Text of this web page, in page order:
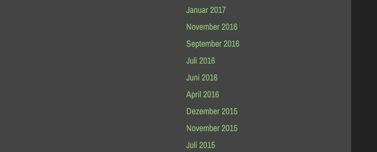
Januar 2017
November 2016
September 2016
Juli 2016
Juni 2016
April 2016
Dezember 2015
November 2015
Juli 2015